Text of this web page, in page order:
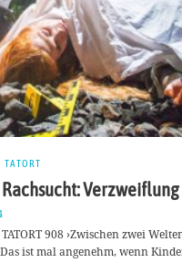
TATORT
Verzweiflung
.
A
908 ›Zwischen zwei
ist mal angenehm, wenn Kinder